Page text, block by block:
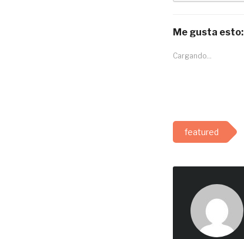
Me gusta esto:
Cargando...
featured